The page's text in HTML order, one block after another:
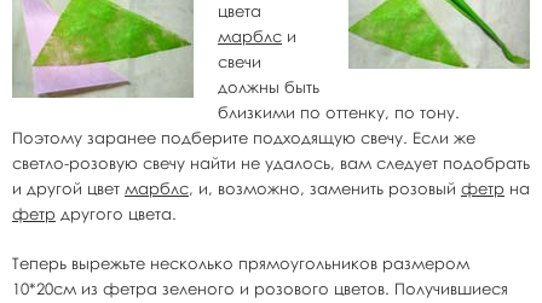
цвета
марблс и
свечи
должны быть
близкими по оттенку, по тону.
Поэтому заранее подберите подходящую свечу. Если же
светло-розовую свечу найти не удалось, вам следует подобрать
и другой цвет марблс, и, возможно, заменить розовый фетр на
фетр другого цвета.
Теперь вырежьте несколько прямоугольников размером
10*20см из фетра зеленого и розового цветов. Получившиеся